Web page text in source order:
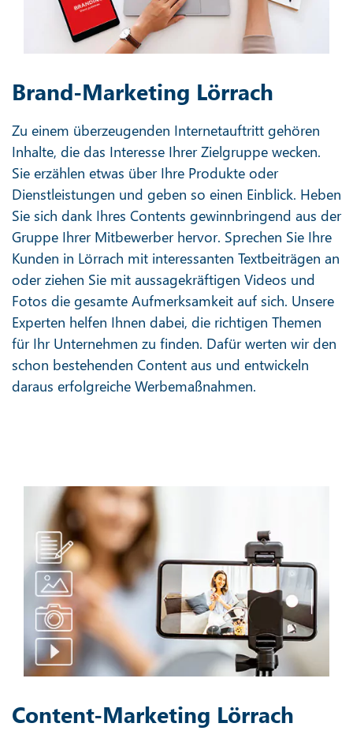
Brand-Marketing Lörrach
Zu einem überzeugenden Internetauftritt gehören
Inhalte, die das Interesse Ihrer Zielgruppe wecken.
Sie erzählen etwas über Ihre Produkte oder
Dienstleistungen und geben so einen Einblick. Heben
Sie sich dank Ihres Contents gewinnbringend aus der
Gruppe Ihrer Mitbewerber hervor. Sprechen Sie Ihre
Kunden in Lörrach mit interessanten Textbeiträgen an
oder ziehen Sie mit aussagekräftigen Videos und
Fotos die gesamte Aufmerksamkeit auf sich. Unsere
Experten helfen Ihnen dabei, die richtigen Themen
für Ihr Unternehmen zu finden. Dafür werten wir den
schon bestehenden Content aus und entwickeln
daraus erfolgreiche Werbemaßnahmen.
Content-Marketing Lörrach